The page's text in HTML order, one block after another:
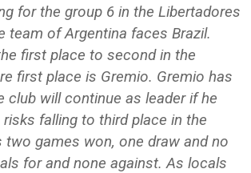
for the group 6 in the Libertadores
team of Argentina faces Brazil.
first place to second in the
first place is Gremio. Gremio has
club will continue as leader if he
falling to third place in the
two games won, one draw and no
for and none against. As locals